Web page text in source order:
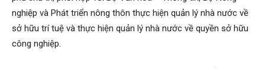
nghiệp và Phát triển nông thôn thực hiện quản lý nhà nước về
sở hữu trí tuệ và thực hiện quản lý nhà nước về quyền sở hữu
công nghiệp.